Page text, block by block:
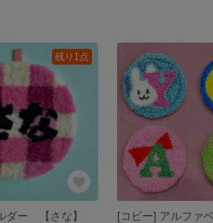
残り1点
ダー 【さな】